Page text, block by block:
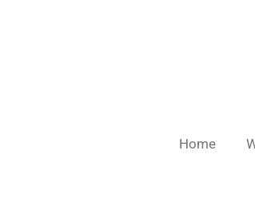
Home